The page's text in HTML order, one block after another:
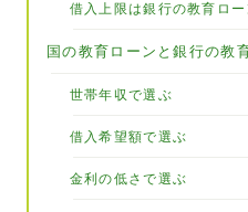
借入上限は銀行の教育ロ
国の教育ローンと銀行の教
世帯年収で選ぶ
借入希望額で選ぶ
金利の低さで選ぶ